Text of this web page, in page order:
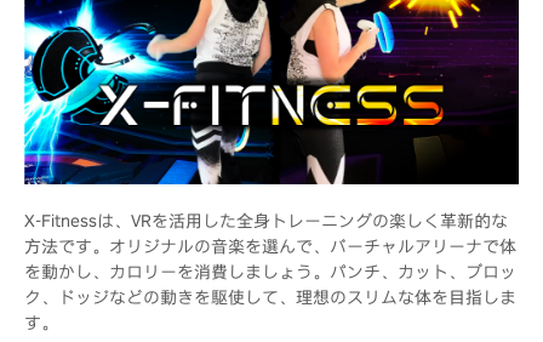
X-Fitnessは、VRを活用した全身トレーニングの楽しく革新的な
方法です。オリジナルの音楽を選んで、バーチャルアリーナで体
を動かし、カロリーを消費しましょう。パンチ、カット、ブロッ
ク、ドッジなどの動きを駆使して、理想のスリムな体を目指しま
す。